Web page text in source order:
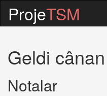
ProjeTSM
Geldi
Notalar